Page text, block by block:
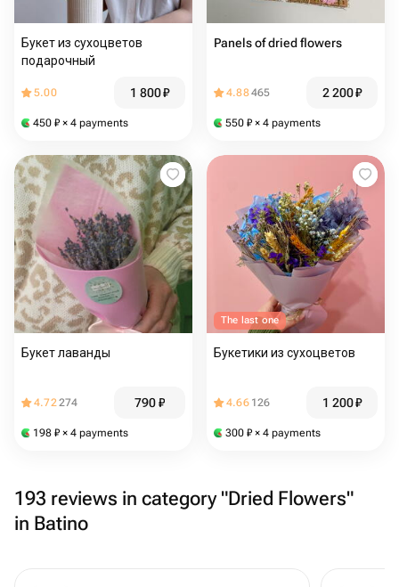
Букет из сухоцветов
подарочный
5.00 1 800₽
450 ₽ × 4 payments
Panels of dried flowers
4.88465 2 200₽
550 ₽ × 4 payments
Букет лаванды
4.72274 790₽
198 ₽ × 4 payments
The last one
Букетики из сухоцветов
4.66 126 1 200₽
300 ₽ × 4 payments
193 reviews in category "Dried Flowers"
in Batino